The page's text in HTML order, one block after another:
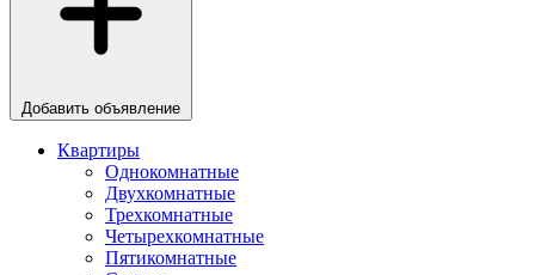
Добавить объявление
Квартиры
Однокомнатные
Двухкомнатные
Трехкомнатные
Четырехкомнатные
Пятикомнатные